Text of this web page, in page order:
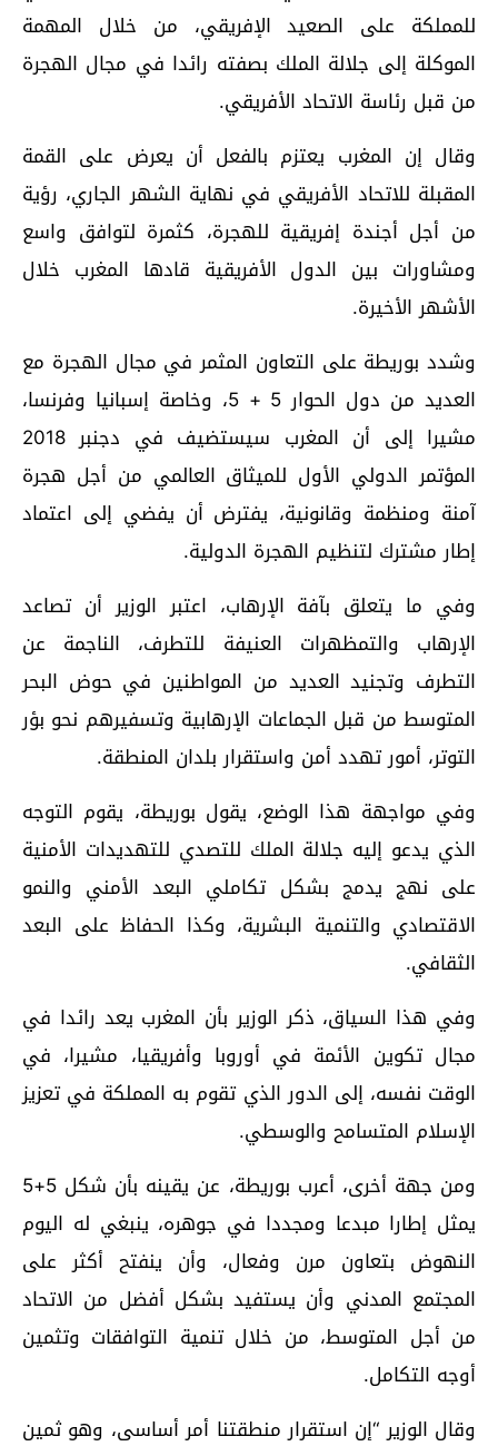
للمملكة على الصعيد الإفريقي، من خلال المهمة
الموكلة إلى جلالة الملك بصفته رائدا في مجال الهجرة
من قبل رئاسة الاتحاد الأفريقي.
وقال إن المغرب يعتزم بالفعل أن يعرض على القمة
المقبلة للاتحاد الأفريقي في نهاية الشهر الجاري، رؤية
من أجل أجندة إفريقية للهجرة، كثمرة لتوافق واسع
ومشاورات بين الدول الأفريقية قادها المغرب خلال
الأشهر الأخيرة.
وشدد بوريطة على التعاون المثمر في مجال الهجرة مع
العديد من دول الحوار 5 + 5، وخاصة إسبانيا وفرنسا،
مشيرا إلى أن المغرب سيستضيف في دجنبر 2018
المؤتمر الدولي الأول للميثاق العالمي من أجل هجرة
آمنة ومنظمة وقانونية، يفترض أن يفضي إلى اعتماد
إطار مشترك لتنظيم الهجرة الدولية.
وفي ما يتعلق بآفة الإرهاب، اعتبر الوزير أن تصاعد
الإرهاب والتمظهرات العنيفة للتطرف، الناجمة عن
التطرف وتجنيد العديد من المواطنين في حوض البحر
المتوسط من قبل الجماعات الإرهابية وتسفيرهم نحو بؤر
التوتر، أمور تهدد أمن واستقرار بلدان المنطقة.
وفي مواجهة هذا الوضع، يقول بوريطة، يقوم التوجه
الذي يدعو إليه جلالة الملك للتصدي للتهديدات الأمنية
على نهج يدمج بشكل تكاملي البعد الأمني والنمو
الاقتصادي والتنمية البشرية، وكذا الحفاظ على البعد
الثقافي.
وفي هذا السياق، ذكر الوزير بأن المغرب يعد رائدا في
مجال تكوين الأئمة في أوروبا وأفريقيا، مشيرا، في
الوقت نفسه، إلى الدور الذي تقوم به المملكة في تعزيز
الإسلام المتسامح والوسطي.
ومن جهة أخرى، أعرب بوريطة، عن يقينه بأن شكل 5+5
يمثل إطارا مبدعا ومجددا في جوهره، ينبغي له اليوم
النهوض بتعاون مرن وفعال، وأن ينفتح أكثر على
المجتمع المدني وأن يستفيد بشكل أفضل من الاتحاد
من أجل المتوسط، من خلال تنمية التوافقات وتثمين
أوجه التكامل.
وقال الوزير “إن استقرار منطقتنا أمر أساسى، وهو ثمين